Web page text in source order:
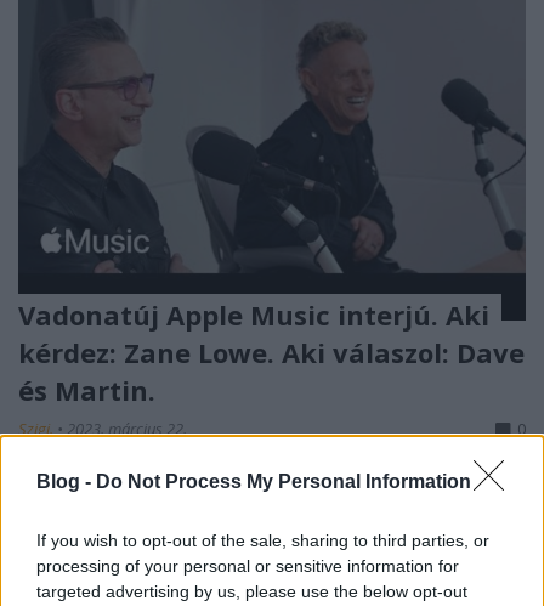
Blog - Do Not Process My Personal Information
If you wish to opt-out of the sale, sharing to third parties, or
processing of your personal or sensitive information for
targeted advertising by us, please use the below opt-out
Vadonatúj Apple Music interjú. Aki
kérdez: Zane Lowe. Aki válaszol: Dave
és Martin.
Szigi.•2023. március 22. 0
Beszélgetni fogok az új DM könyvről
Szigi.•2022. október 18.